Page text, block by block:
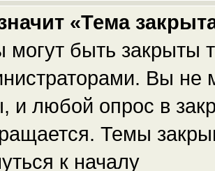
«Тема
могут быть закрыты
Вы не
и любой опрос в
Темы
к началу